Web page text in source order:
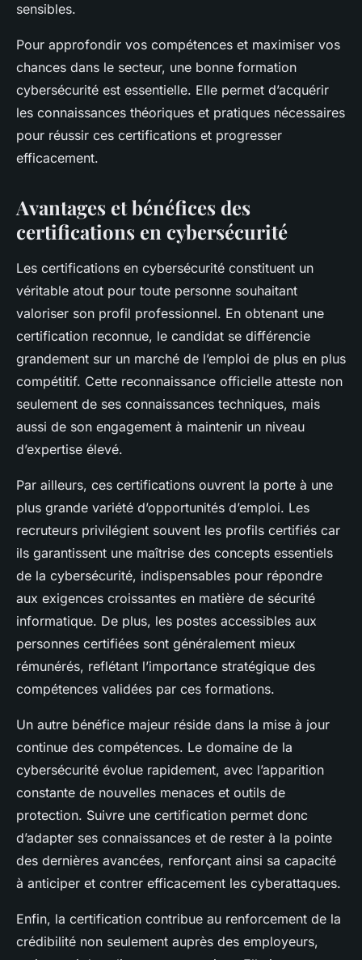
sensibles.
Pour approfondir vos compétences et maximiser vos
chances dans le secteur, une bonne formation
cybersécurité est essentielle. Elle permet d’acquérir
les connaissances théoriques et pratiques nécessaires
pour réussir ces certifications et progresser
efficacement.
Avantages et bénéfices des
certifications en cybersécurité
Les certifications en cybersécurité constituent un
véritable atout pour toute personne souhaitant
valoriser son profil professionnel. En obtenant une
certification reconnue, le candidat se différencie
grandement sur un marché de l’emploi de plus en plus
compétitif. Cette reconnaissance officielle atteste non
seulement de ses connaissances techniques, mais
aussi de son engagement à maintenir un niveau
d’expertise élevé.
Par ailleurs, ces certifications ouvrent la porte à une
plus grande variété d’opportunités d’emploi. Les
recruteurs privilégient souvent les profils certifiés car
ils garantissent une maîtrise des concepts essentiels
de la cybersécurité, indispensables pour répondre
aux exigences croissantes en matière de sécurité
informatique. De plus, les postes accessibles aux
personnes certifiées sont généralement mieux
rémunérés, reflétant l’importance stratégique des
compétences validées par ces formations.
Un autre bénéfice majeur réside dans la mise à jour
continue des compétences. Le domaine de la
cybersécurité évolue rapidement, avec l’apparition
constante de nouvelles menaces et outils de
protection. Suivre une certification permet donc
d’adapter ses connaissances et de rester à la pointe
des dernières avancées, renforçant ainsi sa capacité
à anticiper et contrer efficacement les cyberattaques.
Enfin, la certification contribue au renforcement de la
crédibilité non seulement auprès des employeurs,